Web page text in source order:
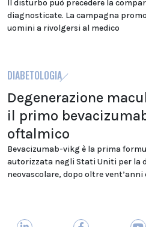
Il disturbo può precedere la
diagnosticate. La campagna
uomini a rivolgersi al medico
DIABETOLOGIA
Degenerazione
il primo
oftalmico
Bevacizumab-vikg è la prima
autorizzata negli Stati Uniti per la
neovascolare, dopo oltre